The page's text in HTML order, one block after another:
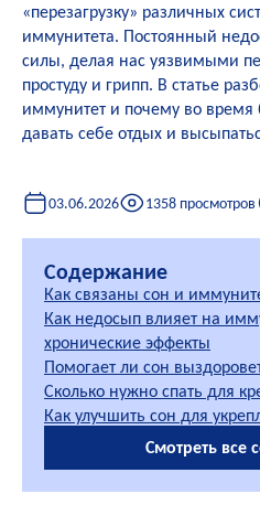
«перезагрузку» различных
иммунитета. Постоянный
силы, делая нас уязвимыми
простуду и грипп. В статье
иммунитет и почему во
давать себе отдых и
03.06.2026 1358 просмотров
Содержание
Как связаны сон и
Как недосып влияет на
хронические эффекты
Помогает ли сон
Сколько нужно спать для
Как улучшить сон для
практические советы
Смотреть все